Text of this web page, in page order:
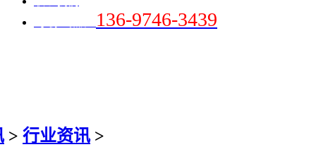
136-9746-3439
> 行业资讯>